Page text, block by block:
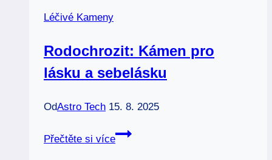
a
svobodě
Léčivé Kameny
Rodochrozit: Kámen pro
lásku a sebelásku
OdAstro Tech 15. 8. 2025
Přečtěte si více
Rodochrozit: